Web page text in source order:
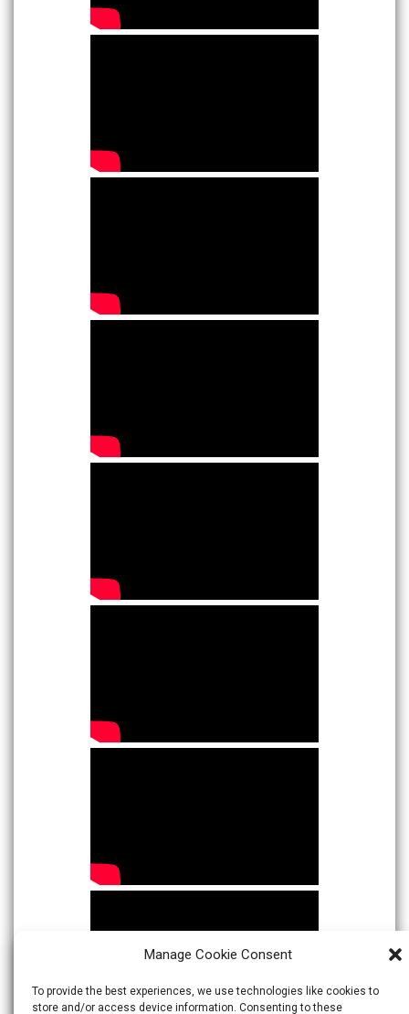
Manage Cookie Consent
To provide the best experiences, we use technologies like cookies to
store and/or access device information. Consenting to these